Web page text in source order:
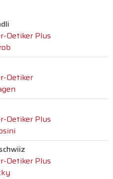
Oetiker Plus
Oetiker
Oetiker Plus
Oetiker Plus